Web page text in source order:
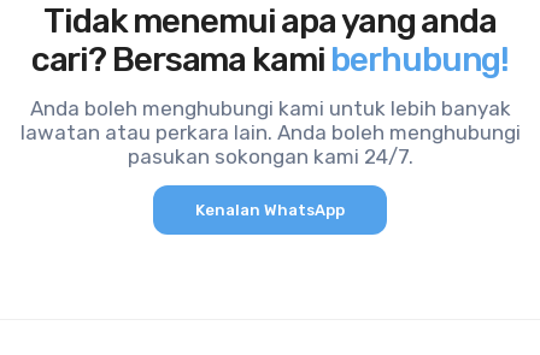
Tidak menemui apa yang anda
cari? Bersama kami berhubung!
Anda boleh menghubungi kami untuk lebih banyak
lawatan atau perkara lain. Anda boleh menghubungi
pasukan sokongan kami 24/7.
Kenalan WhatsApp